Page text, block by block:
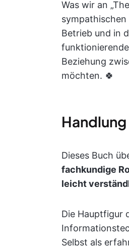
Was wir an
Betrieb und in
Beziehung
möchten. 🍀
Handlung
Dieses Buch
fachkundige
leicht
Die Hauptfigur
Selbst als